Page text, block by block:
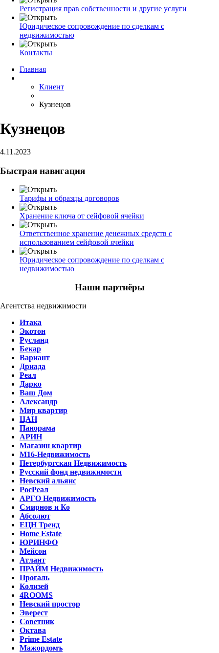
Регистрация прав собственности и другие услуги
Юридическое сопровождение по сделкам с
недвижимостью
Контакты
Главная
Клиент
Кузнецов
Кузнецов
4.11.2023
Быстрая навигация
Тарифы и образцы договоров
Хранение ключа от сейфовой ячейки
Ответственное хранение денежных средств с
использованием сейфовой ячейки
Юридическое сопровождение по сделкам с
недвижимостью
Наши партнёры
Агентства недвижимости
Итака
Экотон
Русланд
Бекар
Вариант
Дриада
Реал
Дарко
Ваш Дом
Александр
Мир квартир
ЦАН
Панорама
АРИН
Магазин квартир
М16-Недвижимость
Петербургская Недвижимость
Русский фонд недвижимости
Невский альянс
РосРеал
АРГО Недвижимость
Смирнов и Ко
Абсолют
ЕЦН Тренд
Home Estate
ЮРИНФО
Мейсон
Атлант
ПРАЙМ Недвижимость
Прогаль
Колизей
4ROOMS
Невский простор
Эверест
Советник
Октава
Prime Estate
Мажордомъ